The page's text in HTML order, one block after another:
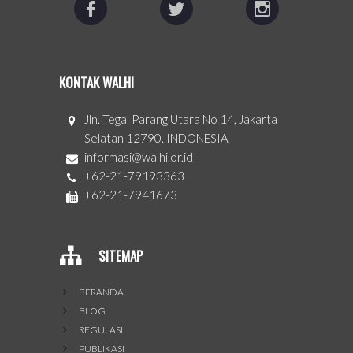
KONTAK WALHI
Jln. Tegal Parang Utara No 14, Jakarta
Selatan 12790. INDONESIA
informasi@walhi.or.id
+62-21-79193363
+62-21-7941673
SITEMAP
BERANDA
BLOG
REGULASI
PUBLIKASI